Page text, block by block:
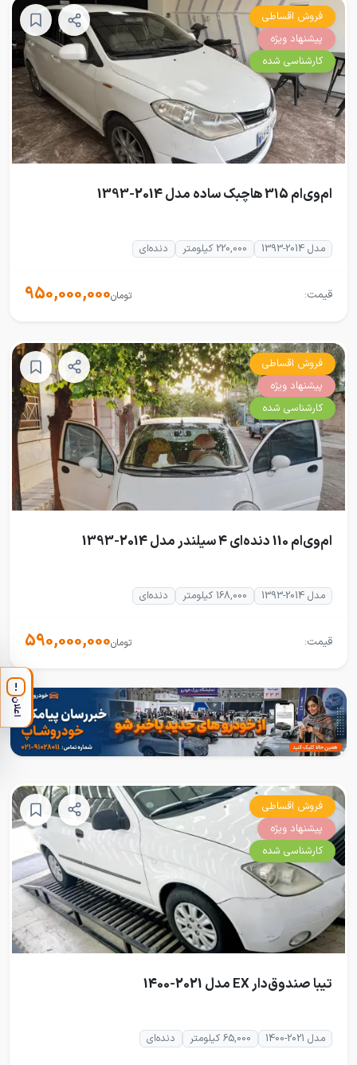
فروش اقساطی
پیشنهاد ویژه
کارشناسی شده
ام‌وی‌ام 315 هاچبک ساده مدل 2014-1393
مدل 2014-1393 220,000 کیلومتر دنده‌ای
قیمت: 950,000,000تومان
فروش اقساطی
پیشنهاد ویژه
کارشناسی شده
ام‌وی‌ام 110 دنده‌ای ۴ سیلندر مدل 2014-1393
مدل 2014-1393 168,000 کیلومتر دنده‌ای
قیمت: 590,000,000تومان
فروش اقساطی
پیشنهاد ویژه
کارشناسی شده
تیبا صندوق‌دار EX مدل 2021-1400
مدل 2021-1400 65,000 کیلومتر دنده‌ای
!
اعلان